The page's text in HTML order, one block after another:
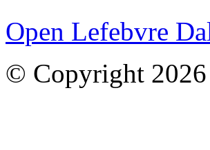
Open Lefebvre
© Copyright